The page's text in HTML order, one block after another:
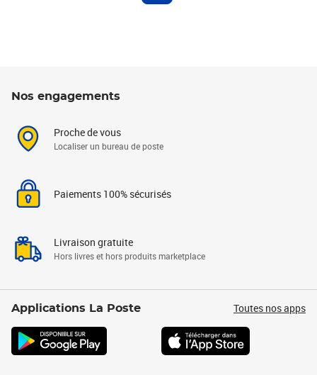
Nos engagements
Proche de vous
Localiser un bureau de poste
Paiements 100% sécurisés
Livraison gratuite
Hors livres et hors produits marketplace
Applications La Poste Toutes nos apps